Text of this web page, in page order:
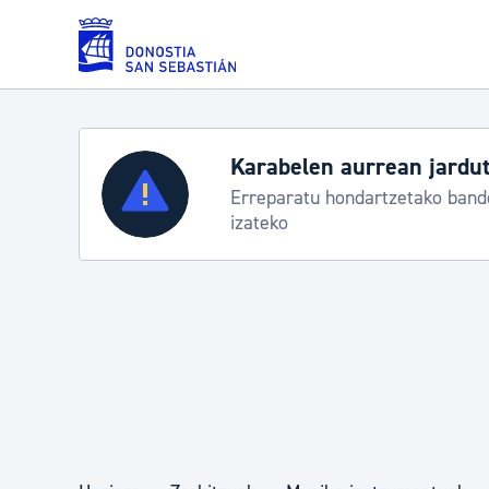
Eduki nagusira joan
Zerbitzuak
Errolda eta gai pertsonalak
Aste Nagusia 2026:
Abuztuak 8-15